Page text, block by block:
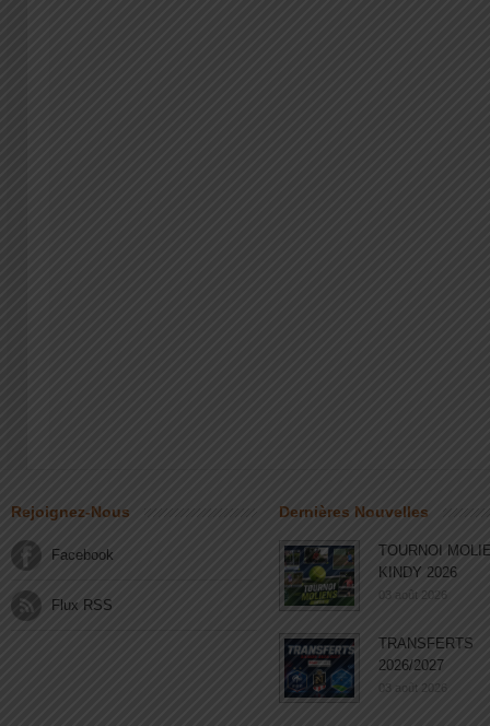
Rejoignez-Nous
Facebook
Flux RSS
Dernières Nouvelles
TOURNOI
KINDY 2026
03 août 2026
TRANSFERTS
2026/2027
03 août 2026